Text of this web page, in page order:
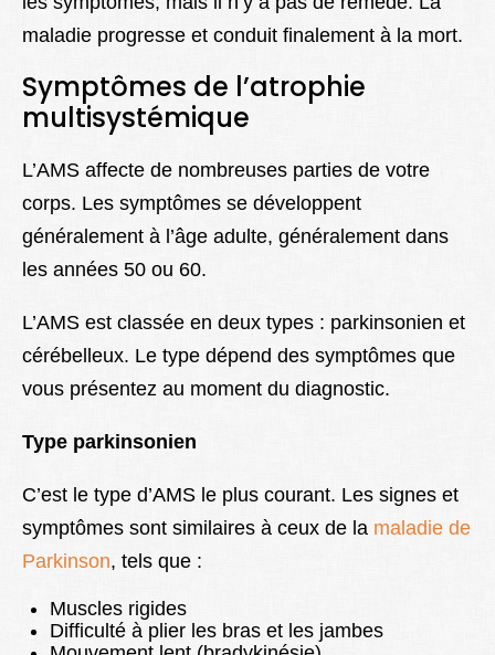
maladie progresse et conduit finalement à la mort.
Symptômes de l’atrophie
multisystémique
L’AMS affecte de nombreuses parties de votre
corps. Les symptômes se développent
généralement à l’âge adulte, généralement dans
les années 50 ou 60.
L’AMS est classée en deux types : parkinsonien et
cérébelleux. Le type dépend des symptômes que
vous présentez au moment du diagnostic.
Type parkinsonien
C’est le type d’AMS le plus courant. Les signes et
symptômes sont similaires à ceux de la maladie de
Parkinson, tels que :
Muscles rigides
Difficulté à plier les bras et les jambes